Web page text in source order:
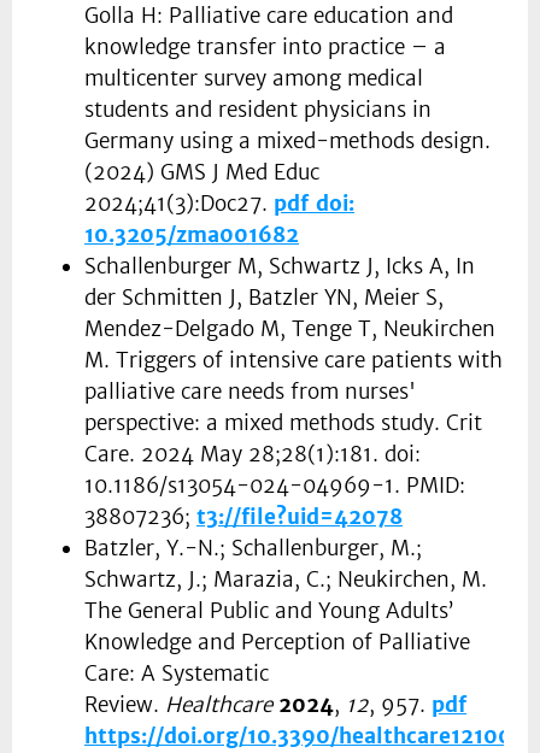
Golla H: Palliative care education and
knowledge transfer into practice – a
multicenter survey among medical
students and resident physicians in
Germany using a mixed-methods design.
(2024) GMS J Med Educ
2024;41(3):Doc27. pdf doi:
10.3205/zma001682
Schallenburger M, Schwartz J, Icks A, In
der Schmitten J, Batzler YN, Meier S,
Mendez-Delgado M, Tenge T, Neukirchen
M. Triggers of intensive care patients with
palliative care needs from nurses'
perspective: a mixed methods study. Crit
Care. 2024 May 28;28(1):181. doi:
10.1186/s13054-024-04969-1. PMID:
38807236; t3://file?uid=42078
Batzler, Y.-N.; Schallenburger, M.;
Schwartz, J.; Marazia, C.; Neukirchen, M.
The General Public and Young Adults’
Knowledge and Perception of Palliative
Care: A Systematic
Review. Healthcare 2024, 12, 957. pdf
https://doi.org/10.3390/